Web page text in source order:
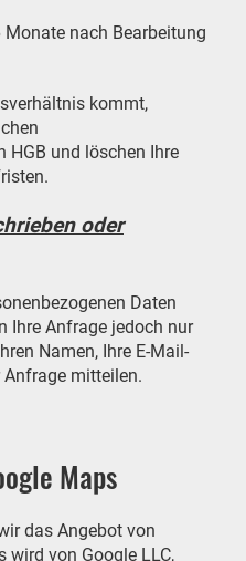
nach Bearbeitung
kommt,
und löschen Ihre
oder
Daten
Ihre Anfrage jedoch nur
Namen, Ihre E-Mail-
Anfrage mitteilen.
Maps
das Angebot von
wird von Google LLC,